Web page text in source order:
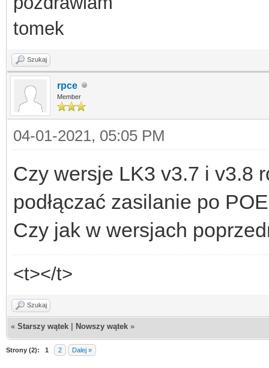
tomek
Szukaj
rpce
Member
04-01-2021, 05:05 PM
Czy wersje LK3 v3.7 i v3.8
podłączać zasilanie po
Czy jak w wersjach
<t></t>
Szukaj
« Starszy wątek Nowszy wątek »
Strony (2): 1 2 Dalej »